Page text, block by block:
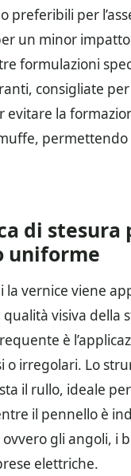
preferibili per
un minor
formulazioni
consigliate
evitare la
permettendo
di stesura
uniforme
la vernice viene
visiva della
è
o irregolari. Lo
il rullo, ideale
il pennello è
ovvero gli angoli, i
elettriche.